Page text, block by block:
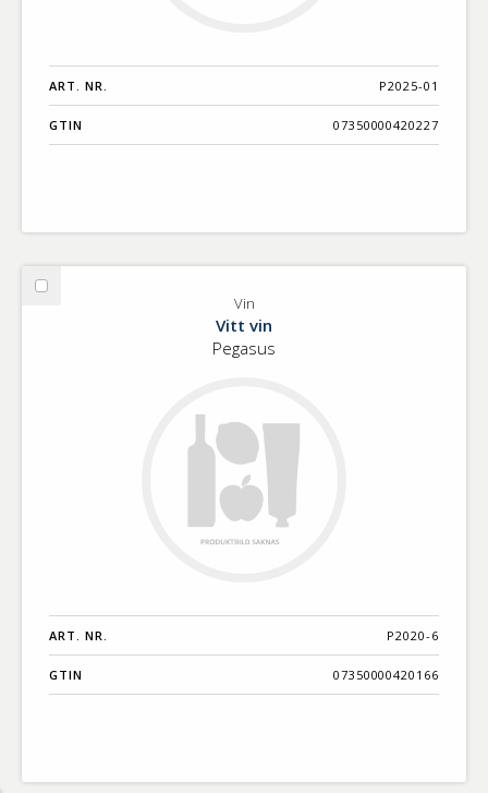
ART. NR. P2025-01
GTIN 07350000420227
Välj
Vin
Vitt vin
Pegasus
ART. NR. P2020-6
GTIN 07350000420166